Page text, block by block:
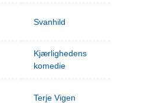
Svanhild
Kjærlighedens
komedie
Terje Vigen